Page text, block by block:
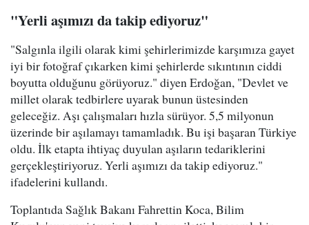
"Yerli aşımızı da takip ediyoruz"
"Salgınla ilgili olarak kimi şehirlerimizde karşımıza gayet
iyi bir fotoğraf çıkarken kimi şehirlerde sıkıntının ciddi
boyutta olduğunu görüyoruz." diyen Erdoğan, "Devlet ve
millet olarak tedbirlere uyarak bunun üstesinden
geleceğiz. Aşı çalışmaları hızla sürüyor. 5,5 milyonun
üzerinde bir aşılamayı tamamladık. Bu işi başaran Türkiye
oldu. İlk etapta ihtiyaç duyulan aşıların tedariklerini
gerçekleştiriyoruz. Yerli aşımızı da takip ediyoruz."
ifadelerini kullandı.
Toplantıda Sağlık Bakanı Fahrettin Koca, Bilim